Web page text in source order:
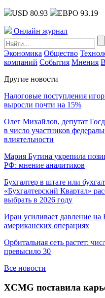
USD 80.93 ЕВРО 93.19
Онлайн журнал
Экономика Общество
компаний События Мнения
Другие новости
Налоговые поступления
выросли почти на 15%
Олег Михайлов, депутат
в число участников
влиятельности
Мария Бутина укрепила
РФ: мнение аналитиков
Бухгалтер в штате или
«Бухгалтерский Квартал»
выбрать в 2026 году
Иран усиливает давление на
американских операциях
Орбитальная сеть растет:
превысило 30
Все новости
XCMG поставила